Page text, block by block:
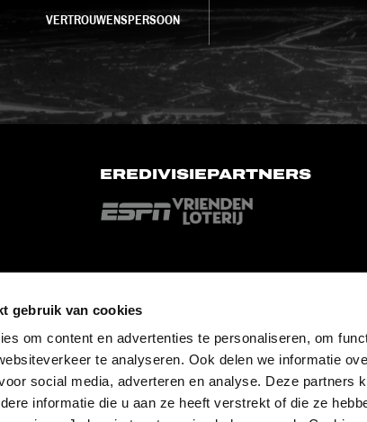
gebruik van cookies
om content en advertenties te personaliseren, om
te analyseren. Ook delen we informatie
social media, adverteren en analyse. Deze partners
informatie die u aan ze heeft verstrekt of die ze
VERTROUWENSPERSOON
EREDIVISIEPARTNERS